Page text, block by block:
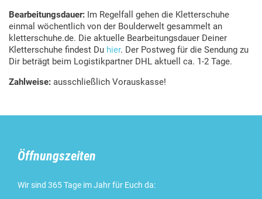
Bearbeitungsdauer: Im Regelfall gehen die Kletterschuhe
einmal wöchentlich von der Boulderwelt gesammelt an
kletterschuhe.de. Die aktuelle Bearbeitungsdauer Deiner
Kletterschuhe findest Du hier. Der Postweg für die Sendung zu
Dir beträgt beim Logistikpartner DHL aktuell ca. 1-2 Tage.
Zahlweise: ausschließlich Vorauskasse!
Öffnungszeiten
Wir sind 365 Tage im Jahr für Euch da: